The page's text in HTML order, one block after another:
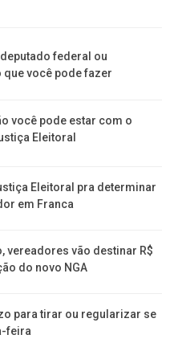
federal ou
que você pode fazer
você pode estar com o
Eleitoral
Eleitoral pra determinar
em Franca
vereadores vão destinar R$
do novo NGA
para tirar ou regularizar se
feira